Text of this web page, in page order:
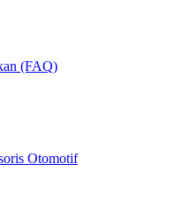
(FAQ)
Otomotif